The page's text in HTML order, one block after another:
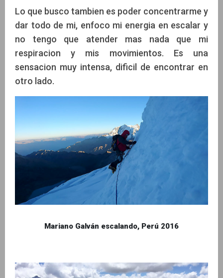
Lo que busco tambien es poder concentrarme y
dar todo de mi, enfoco mi energia en escalar y
no tengo que atender mas nada que mi
respiracion y mis movimientos. Es una
sensacion muy intensa, dificil de encontrar en
otro lado.
Mariano Galván escalando, Perú 2016